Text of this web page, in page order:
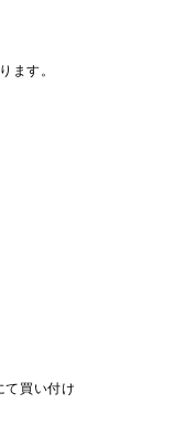
ます。
て買い付け